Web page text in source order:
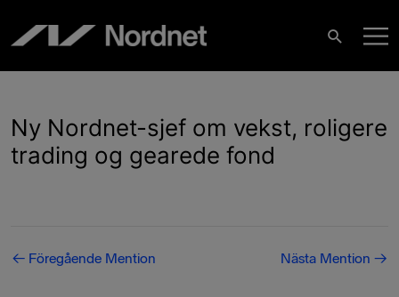
innehåll
Sök
Ny Nordnet-sjef om vekst, roligere
trading og gearede fond
Inläggsnavigering
← Föregående Mention Nästa Mention →